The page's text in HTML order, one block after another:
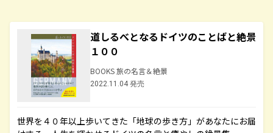
道しるべとなるドイツのことばと絶景
１００
BOOKS 旅の名言＆絶景
2022.11.04 発売
世界を４０年以上歩いてきた「地球の歩き方」があなたにお届